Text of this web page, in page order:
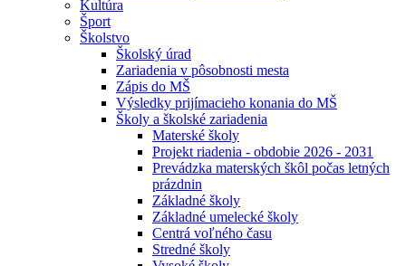
Kultúra
Šport
Školstvo
Školský úrad
Zariadenia v pôsobnosti mesta
Zápis do MŠ
Výsledky prijímacieho konania do MŠ
Školy a školské zariadenia
Materské školy
Projekt riadenia - obdobie 2026 - 2031
Prevádzka materských škôl počas letných
prázdnin
Základné školy
Základné umelecké školy
Centrá voľného času
Stredné školy